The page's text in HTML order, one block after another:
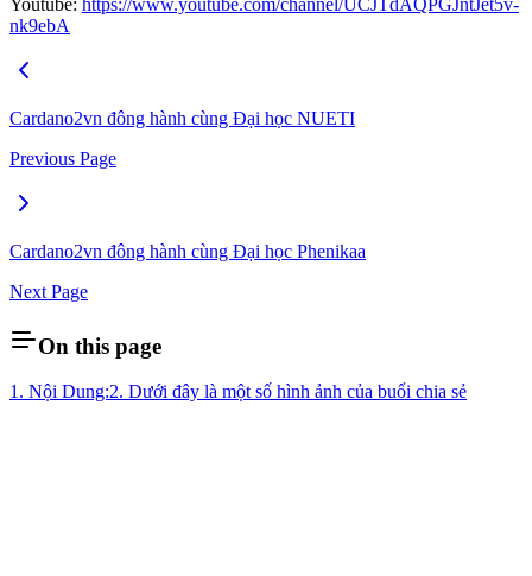
nk9ebA
Cardano2vn đông hành cùng Đại học NUETI
Previous Page
Cardano2vn đông hành cùng Đại học Phenikaa
Next Page
On this page
1. Nội Dung:2. Dưới đây là một số hình ảnh của buổi chia sẻ